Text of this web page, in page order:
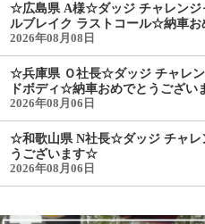
☆広島県 A様☆ダッジ チャレンジ
ルブレイク ラストコール☆納車
2026年08月08日
☆兵庫県 Ｏ社長☆ダッジ チャレン
ドボディ☆納車おめでとうござ
2026年08月06日
☆和歌山県 N社長☆ダッジ チャレ
うございます☆
2026年08月06日